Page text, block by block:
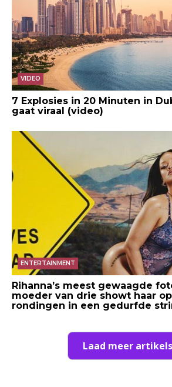
VIDEO
7 Explosies in 20 Minuten in
gaat viraal (video)
ENTERTAINMENT
Rihanna’s meest gewaagde
moeder van drie showt haar
rondingen in een gedurfde
Laad meer artikels